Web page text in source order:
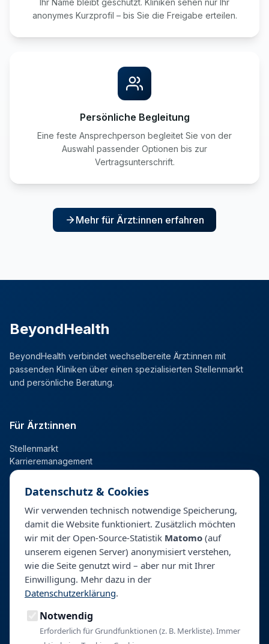
Ihr Name bleibt geschützt. Kliniken sehen nur Ihr
anonymes Kurzprofil – bis Sie die Freigabe erteilen.
Persönliche Begleitung
Eine feste Ansprechperson begleitet Sie von der
Auswahl passender Optionen bis zur
Vertragsunterschrift.
Mehr für Ärzt:innen erfahren
BeyondHealth
BeyondHealth verbindet wechselbereite Ärzt:innen mit
passenden Kliniken über einen spezialisierten Stellenmarkt
und persönliche Beratung.
Für Ärzt:innen
Stellenmarkt
Karrieremanagement
Talentpool
Personalberatung & Direktsuche
Unternehmen
Datenschutz & Cookies
Wir verwenden technisch notwendige Speicherung,
damit die Website funktioniert. Zusätzlich möchten
wir mit der Open-Source-Statistik Matomo (auf
unserem eigenen Server) anonymisiert verstehen,
wie die Seite genutzt wird – aber nur mit Ihrer
Einwilligung. Mehr dazu in der
Datenschutzerklärung.
Notwendig
Erforderlich für Grundfunktionen (z. B. Merkliste). Immer